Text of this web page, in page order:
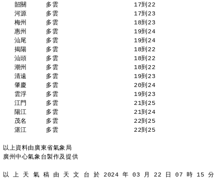
   韶關     多雲                    17到22
   河源     多雲                    17到23
   梅州     多雲                    18到23
   惠州     多雲                    19到24
   汕尾     多雲                    19到24
   揭陽     多雲                    18到22
   汕頭     多雲                    18到22
   潮州     多雲                    18到22
   清遠     多雲                    19到23
   肇慶     多雲                    20到24
   雲浮     多雲                    19到23
   江門     多雲                    21到25
   陽江     多雲                    21到24
   茂名     多雲                    22到25
   湛江     多雲                    22到25
以上資料由廣東省氣象局
廣州中心氣象台製作及提供
以 上 天 氣 稿 由 天 文 台 於 2024 年 03 月 22 日 07 時 15 分